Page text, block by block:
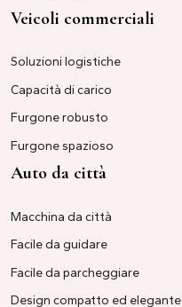
Veicoli commerciali
Soluzioni logistiche
Capacità di carico
Furgone robusto
Furgone spazioso
Auto da città
Macchina da città
Facile da guidare
Facile da parcheggiare
Design compatto ed elegante